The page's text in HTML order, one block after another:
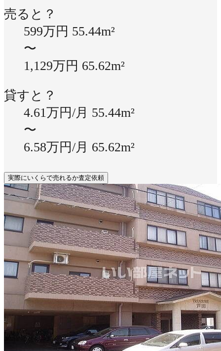
売ると？
599万円 55.44m²
〜
1,129万円 65.62m²
貸すと？
4.61万円/月 55.44m²
〜
6.58万円/月 65.62m²
実際にいくらで売れるか査定依頼